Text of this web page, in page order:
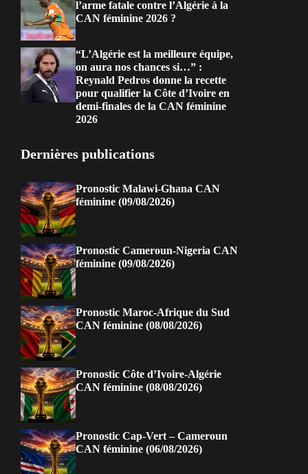
l’arme fatale contre l’Algérie à la
CAN féminine 2026 ?
“L’Algérie est la meilleure équipe,
on aura nos chances si…” :
Reynald Pedros donne la recette
pour qualifier la Côte d’Ivoire en
demi-finales de la CAN féminine
2026
Dernières publications
Pronostic Malawi-Ghana CAN
féminine (09/08/2026)
Pronostic Cameroun-Nigeria CAN
féminine (09/08/2026)
Pronostic Maroc-Afrique du Sud
CAN féminine (08/08/2026)
Pronostic Côte d’Ivoire-Algérie
CAN féminine (08/08/2026)
Pronostic Cap-Vert – Cameroun
CAN féminine (06/08/2026)